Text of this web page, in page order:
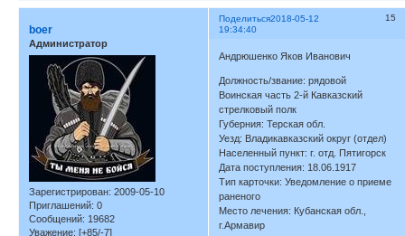
Поделиться 15
2018-05-12
19:34:40
boer
Администратор
Зарегистрирован: 2009-05-10
Приглашений: 0
Сообщений: 19682
Уважение: [+85/-7]
Андрюшенко Яков Иванович
Должность/звание: рядовой
Воинская часть 2-й Кавказский
стрелковый полк
Губерния: Терская обл.
Уезд: Владикавказский округ (отдел)
Населенный пункт: г. отд. Пятигорск
Дата поступления: 18.06.1917
Тип карточки: Уведомление о приеме
раненого
Место лечения: Кубанская обл.,
г.Армавир